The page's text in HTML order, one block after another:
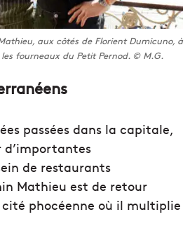
aux côtés de Florient Dumicuno, à
fourneaux du Petit Pernod. © M.G.
passées dans la capitale,
d’importantes
de restaurants
Mathieu est de retour
cité phocéenne où il multiplie